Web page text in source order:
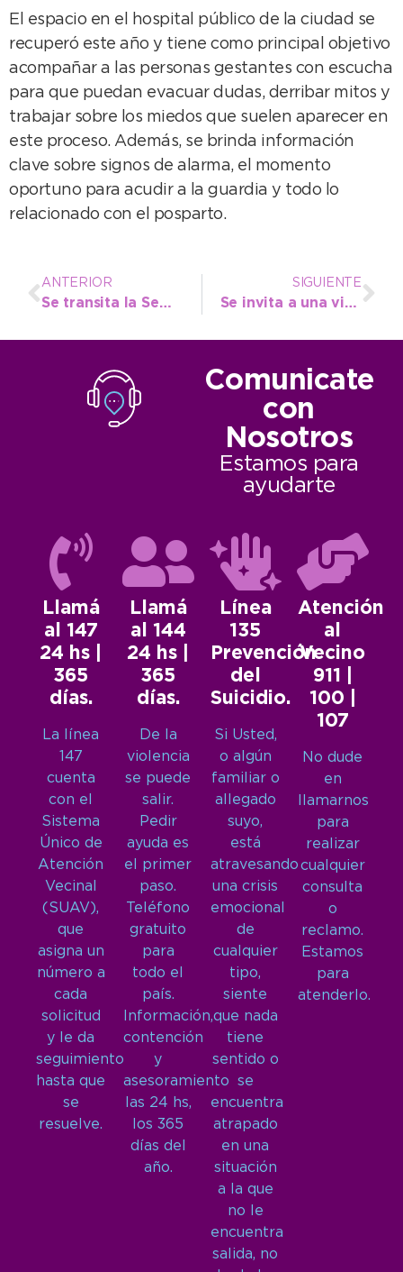
El espacio en el hospital público de la ciudad se
recuperó este año y tiene como principal objetivo
acompañar a las personas gestantes con escucha
para que puedan evacuar dudas, derribar mitos y
trabajar sobre los miedos que suelen aparecer en
este proceso. Además, se brinda información
clave sobre signos de alarma, el momento
oportuno para acudir a la guardia y todo lo
relacionado con el posparto.
ANTERIOR
Se transita la Semana de la Vacunación en las Américas y se invita a concurrir a los CAPS
SIGUIENTE
Se invita a una visita guiada que ayudará a conocer la historia de la Villa Balnearia
Comunicate
con
Nosotros
Estamos para
ayudarte
Llamá
al 147
24 hs |
365
días.
La línea
147
cuenta
con el
Sistema
Único de
Atención
Vecinal
(SUAV),
que
asigna un
número a
cada
solicitud
y le da
seguimiento
hasta que
se
resuelve.
Llamá
al 144
24 hs |
365
días.
De la
violencia
se puede
salir.
Pedir
ayuda es
el primer
paso.
Teléfono
gratuito
para
todo el
país.
Información,
contención
y
asesoramiento
las 24 hs,
los 365
días del
año.
Línea
135
Prevención
del
Suicidio.
Si Usted,
o algún
familiar o
allegado
suyo,
está
atravesando
una crisis
emocional
de
cualquier
tipo,
siente
que nada
tiene
sentido o
se
encuentra
atrapado
en una
situación
a la que
no le
encuentra
salida, no
Atención
al
Vecino
911 |
100 |
107
No dude
en
llamarnos
para
realizar
cualquier
consulta
o
reclamo.
Estamos
para
atenderlo.